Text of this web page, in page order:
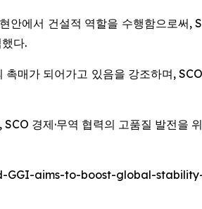
안에서 건설적 역할을 수행함으로써,
다.
촉매가 되어가고 있음을 강조하며,
경제·무역 협력의 고품질 발전을
aims-to-boost-global-